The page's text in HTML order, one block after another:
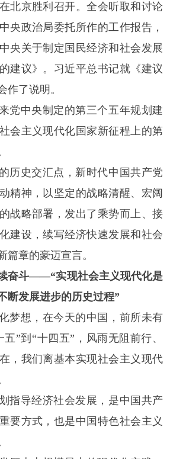
北京胜利召开。全会听取和讨论
央政治局委托所作的工作报告，
央关于制定国民经济和社会发展
建议》。习近平总书记就《建议
作了说明。
党中央制定的第三个五年规划建
会主义现代化国家新征程上的第
历史交汇点，新时代中国共产党
精神，以坚定的战略清醒、宏阔
战略部署，发出了乘势而上、接
建设，续写经济快速发展和社会
篇章的豪迈宣言。
奋斗——“实现社会主义现代化是
断发展进步的历史过程”
梦想，在今天的中国，前所未有
”到“十四五”，风雨无阻前行、
，我们离基本实现社会主义现代
指导经济社会发展，是中国共产
要方式，也是中国特色社会主义